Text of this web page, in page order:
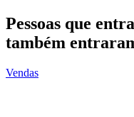
Pessoas que
também
Vendas